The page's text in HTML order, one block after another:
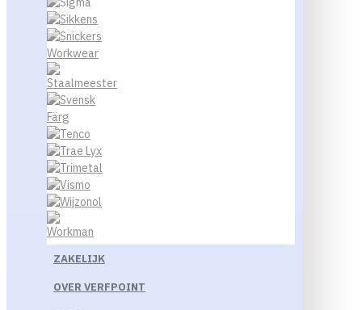
ZAKELIJK
OVER VERFPOINT